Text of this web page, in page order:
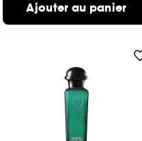
Ajouter au panier